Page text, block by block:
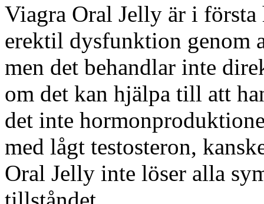
Viagra Oral Jelly är i
erektil dysfunktion genom
men det behandlar inte
om det kan hjälpa till att
det inte
med lågt testosteron,
Oral Jelly inte löser alla